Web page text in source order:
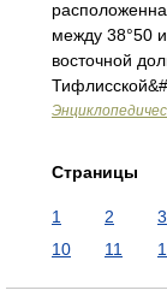
между 38°50
восточной
Страницы
1 2 3
10
11